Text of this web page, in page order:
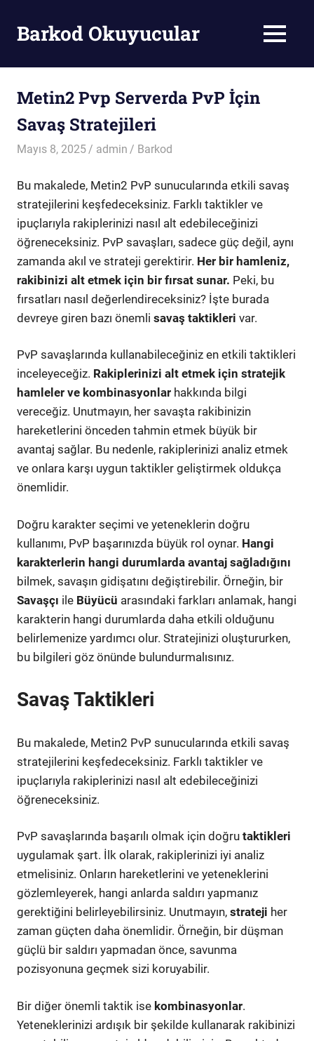
contentBarkod Okuyucular MENU
Metin2 Pvp Serverda PvP İçin
Savaş Stratejileri
Mayıs 8, 2025 admin Barkod
Bu makalede, Metin2 PvP sunucularında etkili savaş
stratejilerini keşfedeceksiniz. Farklı taktikler ve
ipuçlarıyla rakiplerinizi nasıl alt edebileceğinizi
öğreneceksiniz. PvP savaşları, sadece güç değil, aynı
zamanda akıl ve strateji gerektirir. Her bir hamleniz,
rakibinizi alt etmek için bir fırsat sunar. Peki, bu
fırsatları nasıl değerlendireceksiniz? İşte burada
devreye giren bazı önemli savaş taktikleri var.
PvP savaşlarında kullanabileceğiniz en etkili taktikleri
inceleyeceğiz. Rakiplerinizi alt etmek için stratejik
hamleler ve kombinasyonlar hakkında bilgi
vereceğiz. Unutmayın, her savaşta rakibinizin
hareketlerini önceden tahmin etmek büyük bir
avantaj sağlar. Bu nedenle, rakiplerinizi analiz etmek
ve onlara karşı uygun taktikler geliştirmek oldukça
önemlidir.
Doğru karakter seçimi ve yeteneklerin doğru
kullanımı, PvP başarınızda büyük rol oynar. Hangi
karakterlerin hangi durumlarda avantaj sağladığını
bilmek, savaşın gidişatını değiştirebilir. Örneğin, bir
Savaşçı ile Büyücü arasındaki farkları anlamak, hangi
karakterin hangi durumlarda daha etkili olduğunu
belirlemenize yardımcı olur. Stratejinizi oluştururken,
bu bilgileri göz önünde bulundurmalısınız.
Savaş Taktikleri
Bu makalede, Metin2 PvP sunucularında etkili savaş
stratejilerini keşfedeceksiniz. Farklı taktikler ve
ipuçlarıyla rakiplerinizi nasıl alt edebileceğinizi
öğreneceksiniz.
PvP savaşlarında başarılı olmak için doğru taktikleri
uygulamak şart. İlk olarak, rakiplerinizi iyi analiz
etmelisiniz. Onların hareketlerini ve yeteneklerini
gözlemleyerek, hangi anlarda saldırı yapmanız
gerektiğini belirleyebilirsiniz. Unutmayın, strateji her
zaman güçten daha önemlidir. Örneğin, bir düşman
güçlü bir saldırı yapmadan önce, savunma
pozisyonuna geçmek sizi koruyabilir.
Bir diğer önemli taktik ise kombinasyonlar.
Yeteneklerinizi ardışık bir şekilde kullanarak rakibinizi